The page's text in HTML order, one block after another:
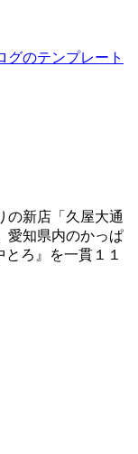
グのテンプレート
の新店「久屋大通
愛知県内のかっぱ
ろ』を一貫１１